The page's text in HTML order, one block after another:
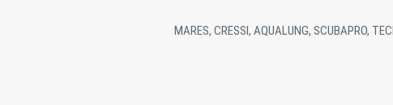
MARES, CRESSI, AQUALUNG, SCUBAPRO,